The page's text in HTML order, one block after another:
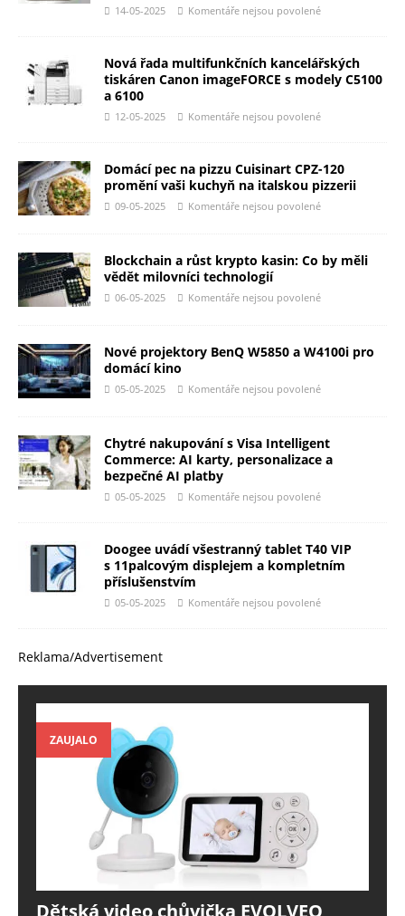
14-05-2025 Komentáře nejsou povolené
Nová řada multifunkčních kancelářských
tiskáren Canon imageFORCE s modely C5100
a 6100
12-05-2025 Komentáře nejsou povolené
Domácí pec na pizzu Cuisinart CPZ-120
promění vaši kuchyň na italskou pizzerii
09-05-2025 Komentáře nejsou povolené
Blockchain a růst krypto kasin: Co by měli
vědět milovníci technologií
06-05-2025 Komentáře nejsou povolené
Nové projektory BenQ W5850 a W4100i pro
domácí kino
05-05-2025 Komentáře nejsou povolené
Chytré nakupování s Visa Intelligent
Commerce: AI karty, personalizace a
bezpečné AI platby
05-05-2025 Komentáře nejsou povolené
Doogee uvádí všestranný tablet T40 VIP
s 11palcovým displejem a kompletním
příslušenstvím
05-05-2025 Komentáře nejsou povolené
Reklama/Advertisement
ZAUJALO
Dětská video chůvička EVOLVEO